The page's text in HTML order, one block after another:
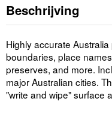
Beschrijving
Highly accurate
boundaries, place
preserves, and more.
major Australian cities.
"write and wipe" surface